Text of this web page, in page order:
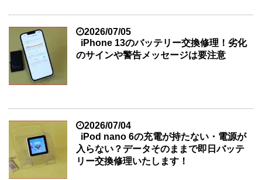
2026/07/05
iPhone 13のバッテリー交換修理！劣化
のサインや警告メッセージは要注意
2026/07/04
iPod nano 6の充電が持たない・電源が
入らない？データそのままで即日バッテ
リー交換修理いたします！